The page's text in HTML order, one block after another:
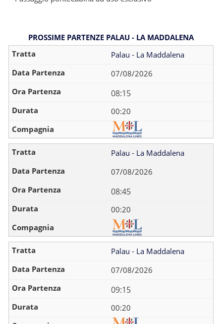
PROSSIME PARTENZE PALAU - LA MADDALENA
Palau - La Maddalena
07/08/2026
08:15
00:20
Palau - La Maddalena
07/08/2026
08:45
00:20
Palau - La Maddalena
07/08/2026
09:15
00:20